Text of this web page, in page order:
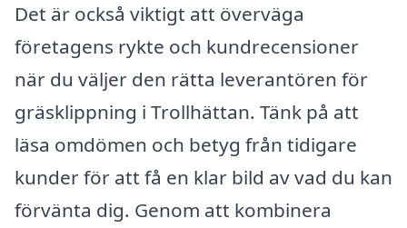
Det är också viktigt att överväga
företagens rykte och kundrecensioner
när du väljer den rätta leverantören för
gräsklippning i Trollhättan. Tänk på att
läsa omdömen och betyg från tidigare
kunder för att få en klar bild av vad du kan
förvänta dig. Genom att kombinera